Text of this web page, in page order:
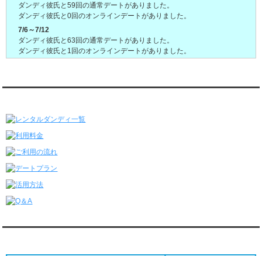
ダンディ彼氏と59回の通常デートがありました。
ダンディ彼氏と0回のオンラインデートがありました。
7/6～7/12
ダンディ彼氏と63回の通常デートがありました。
ダンディ彼氏と1回のオンラインデートがありました。
ダンディ彼氏と4回のオンラインデートがありました。
ダンディ彼氏と1回のオンラインデートがありました。
6/15～6/21
ダンディ彼氏と2回のオンラインデートがありました。
6/8～6/14
ダンディ彼氏と68回の通常デートがありました。
ダンディ彼氏と1回のオンラインデートがありました。
6/1～6/7
ダンディ彼氏と0回のオンラインデートがありました。